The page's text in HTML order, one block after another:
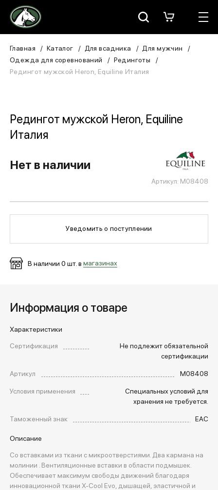
Москва
Для всадника
В конюшню
ЗООТОВАРЫ
Для собаки
БРЕНДЫ
МЕДИА
ОПЛАТА И ДОСТАВКА
Вход в личный кабинет
+7 (495) 139-66-00
Главная Каталог Для всадника
Для мужчин
Одежда для соревнований
Рединготы
Редингот мужской Heron, Equiline Италия
Редингот мужской Heron, Equiline
Италия
Артикул: M08408
Нет в наличии
Уведомить о поступлении
В наличии 0 шт. в магазинах
Информация о товаре
Характеристики
Сертификация
Не подлежит обязательной
сертификации
Артикул
M08408
Условия применения
Специальных условий для
хранения не требуется.
Таможенный знак
EAC
Описание
Со вставками из ткани с микроотверстиями. Два кармана на
молинии . Вентиляционные вставки в области подмышек.
Обеспечивает максимум свободы движений благодаря
инновационной ткани X-Cool Evo, дышащей, эластичной и